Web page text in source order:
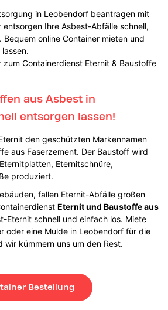
in Leobendorf beantragen mit
Ihre Asbest-Abfälle schnell,
online Container mieten und
zum Containerdienst Eternit & Baustoffe
aus Asbest in
entsorgen lassen!
den geschützten Markennamen
aus Faserzement. Der Baustoff wird
Eternitschnüre,
produziert.
fallen Eternit-Abfälle großen
Eternit und Baustoffe aus
Eternit schnell und einfach los. Miete
oder eine Mulde in Leobendorf für die
wir kümmern uns um den Rest.
Bestellung